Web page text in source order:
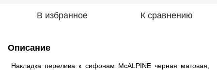
В избранное К сравнению
Описание
Накладка перелива к сифонам McALPINE черная матовая,